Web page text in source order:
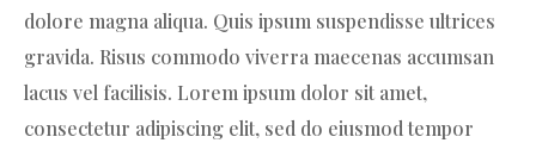
dolore magna aliqua. Quis ipsum suspendisse ultrices
gravida. Risus commodo viverra maecenas accumsan
lacus vel facilisis. Lorem ipsum dolor sit amet,
consectetur adipiscing elit, sed do eiusmod tempor